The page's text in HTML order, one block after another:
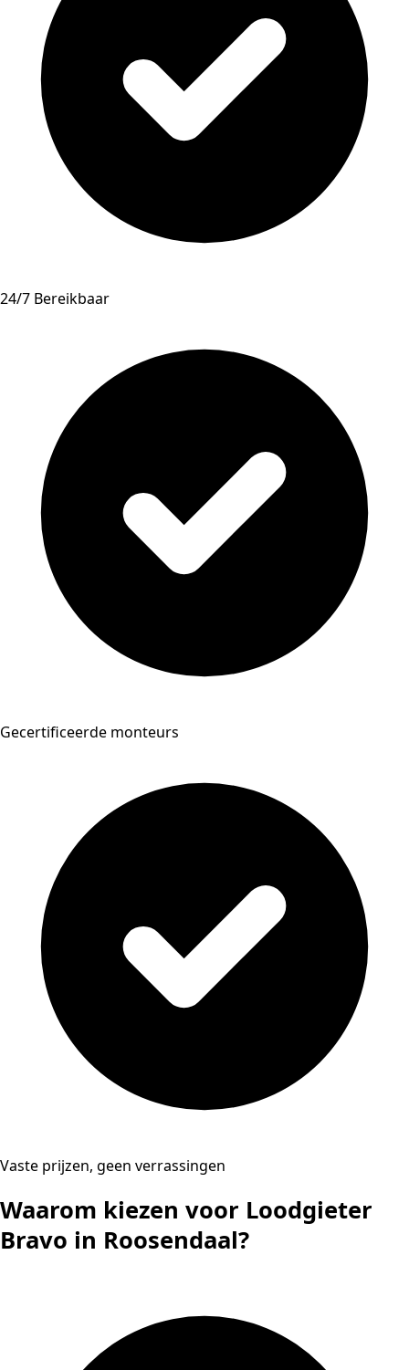
24/7 Bereikbaar
Gecertificeerde monteurs
Vaste prijzen, geen verrassingen
Waarom kiezen voor Loodgieter
Bravo in Roosendaal?